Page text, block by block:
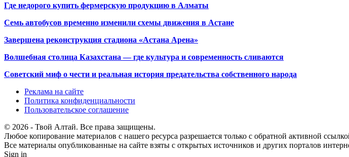
Где недорого купить фермерскую продукцию в Алматы
Семь автобусов временно изменили схемы движения в Астане
Завершена реконструкция стадиона «Астана Арена»
Волшебная столица Казахстана — где культура и современность сливаются
Советский миф о чести и реальная история предательства собственного народа
Реклама на сайте
Политика конфиденциальности
Пользовательское соглашение
© 2026 - Твой Алтай. Все права защищены.
Любое копирование материалов с нашего ресурса разрешается только с обратной активной
Все материалы опубликованные на сайте взяты с открытых источников и других порталов
Sign in